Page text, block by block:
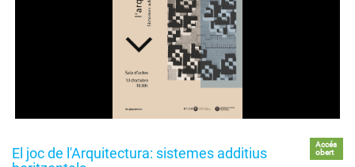
El joc de l'Arquitectura: sistemes additius
Accés
obert